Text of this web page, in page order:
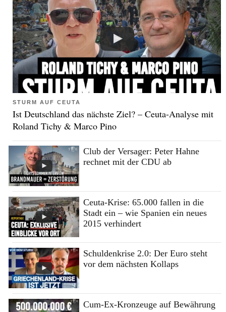
STURM AUF CEUTA
Ist Deutschland das nächste Ziel? – Ceuta-Analyse mit
Roland Tichy & Marco Pino
Club der Versager: Peter Hahne
rechnet mit der CDU ab
Ceuta-Krise: 65.000 fallen in die
Stadt ein – wie Spanien ein neues
2015 verhindert
Schuldenkrise 2.0: Der Euro steht
vor dem nächsten Kollaps
Cum-Ex-Kronzeuge auf Bewährung